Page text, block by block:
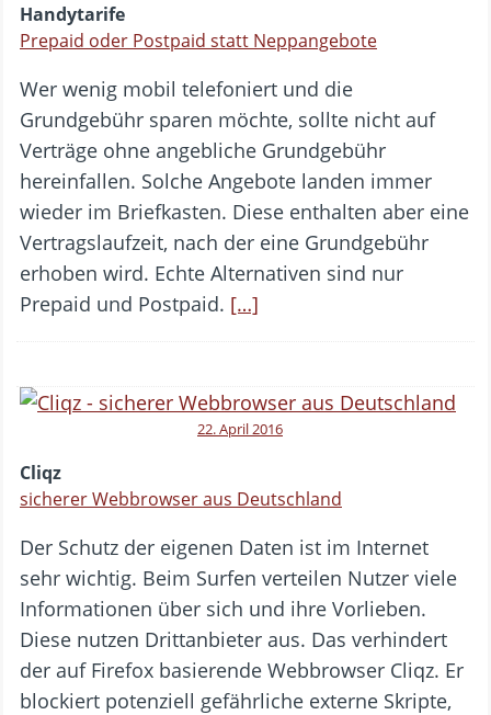
Handytarife
Prepaid oder Postpaid statt Neppangebote
Wer wenig mobil telefoniert und die
Grundgebühr sparen möchte, sollte nicht auf
Verträge ohne angebliche Grundgebühr
hereinfallen. Solche Angebote landen immer
wieder im Briefkasten. Diese enthalten aber eine
Vertragslaufzeit, nach der eine Grundgebühr
erhoben wird. Echte Alternativen sind nur
Prepaid und Postpaid. […]
22. April 2016
Cliqz
sicherer Webbrowser aus Deutschland
Der Schutz der eigenen Daten ist im Internet
sehr wichtig. Beim Surfen verteilen Nutzer viele
Informationen über sich und ihre Vorlieben.
Diese nutzen Drittanbieter aus. Das verhindert
der auf Firefox basierende Webbrowser Cliqz. Er
blockiert potenziell gefährliche externe Skripte,